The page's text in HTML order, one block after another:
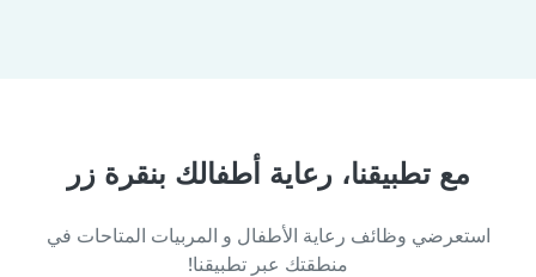
مع تطبيقنا، رعاية أطفالك بنقرة زر
استعرضي وظائف رعاية الأطفال و المربيات المتاحات في
منطقتك عبر تطبيقنا!